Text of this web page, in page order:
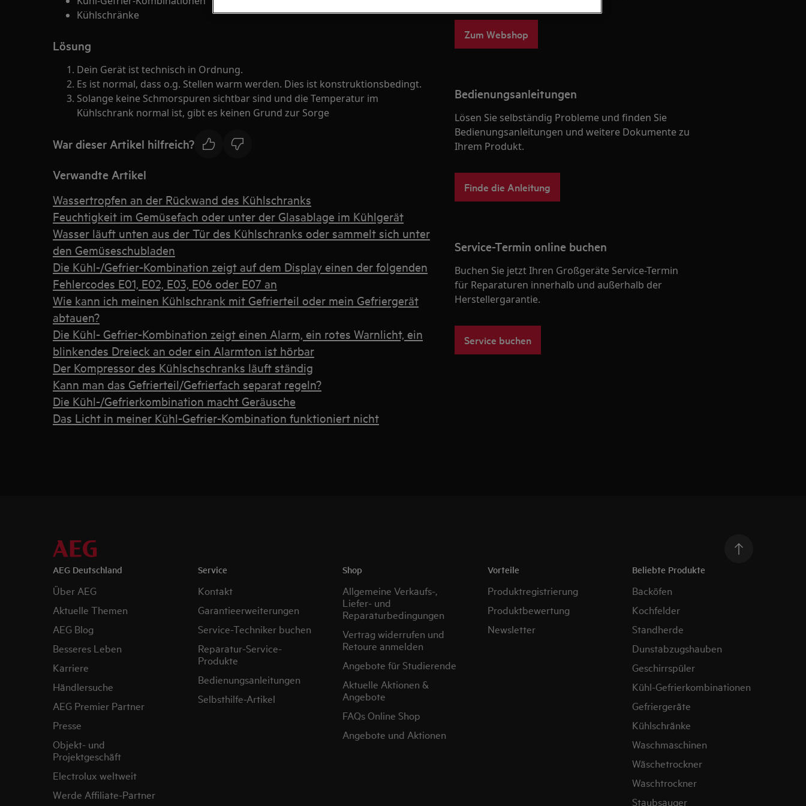
Kühlschränke
Lösung
Dein Gerät ist technisch in Ordnung.
Es ist normal, dass o.g. Stellen warm werden. Dies ist konstruktionsbedingt.
Solange keine Schmorspuren sichtbar sind und die Temperatur im
Kühlschrank normal ist, gibt es keinen Grund zur Sorge
War dieser Artikel hilfreich?
Verwandte Artikel
Wassertropfen an der Rückwand des Kühlschranks
Feuchtigkeit im Gemüsefach oder unter der Glasablage im Kühlgerät
Wasser läuft unten aus der Tür des Kühlschranks oder sammelt sich unter
den Gemüseschubladen
Die Kühl-/Gefrier-Kombination zeigt auf dem Display einen der folgenden
Fehlercodes E01, E02, E03, E06 oder E07 an
Wie kann ich meinen Kühlschrank mit Gefrierteil oder mein Gefriergerät
abtauen?
Die Kühl- Gefrier-Kombination zeigt einen Alarm, ein rotes Warnlicht, ein
blinkendes Dreieck an oder ein Alarmton ist hörbar
Der Kompressor des Kühlschschranks läuft ständig
Kann man das Gefrierteil/Gefrierfach separat regeln?
Die Kühl-/Gefrierkombination macht Geräusche
Das Licht in meiner Kühl-Gefrier-Kombination funktioniert nicht
Zum Webshop
Bedienungsanleitungen
Lösen Sie selbständig Probleme und finden Sie
Bedienungsanleitungen und weitere Dokumente zu
Ihrem Produkt.
Finde die Anleitung
Service-Termin online buchen
Buchen Sie jetzt Ihren Großgeräte Service-Termin
für Reparaturen innerhalb und außerhalb der
Herstellergarantie.
Service buchen
AEG Deutschland
Über AEG
Aktuelle Themen
AEG Blog
Besseres Leben
Karriere
Händlersuche
AEG Premier Partner
Presse
Objekt- und
Projektgeschäft
Electrolux weltweit
Werde Affiliate-Partner
Service
Kontakt
Garantieerweiterungen
Service-Techniker buchen
Reparatur-Service-
Produkte
Bedienungsanleitungen
Selbsthilfe-Artikel
Shop
Allgemeine Verkaufs-,
Liefer- und
Reparaturbedingungen
Vertrag widerrufen und
Retoure anmelden
Angebote für Studierende
Aktuelle Aktionen &
Angebote
FAQs Online Shop
Angebote und Aktionen
Vorteile
Produktregistrierung
Produktbewertung
Newsletter
Beliebte Produkte
Backöfen
Kochfelder
Standherde
Dunstabzugshauben
Geschirrspüler
Kühl-Gefrierkombinationen
Gefriergeräte
Kühlschränke
Waschmaschinen
Wäschetrockner
Waschtrockner
Staubsauger